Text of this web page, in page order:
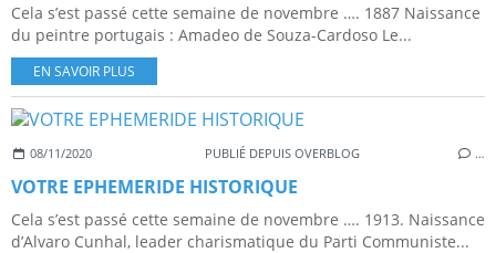
Cela s’est passé cette semaine de novembre …. 1887 Naissance
du peintre portugais : Amadeo de Souza-Cardoso Le...
EN SAVOIR PLUS
08/11/2020 PUBLIÉ DEPUIS OVERBLOG …
VOTRE EPHEMERIDE HISTORIQUE
Cela s’est passé cette semaine de novembre …. 1913. Naissance
d’Alvaro Cunhal, leader charismatique du Parti Communiste...